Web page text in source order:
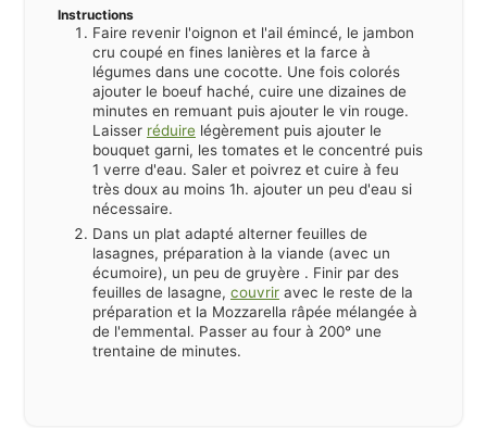
Instructions
Faire revenir l'oignon et l'ail émincé, le jambon
cru coupé en fines lanières et la farce à
légumes dans une cocotte. Une fois colorés
ajouter le boeuf haché, cuire une dizaines de
minutes en remuant puis ajouter le vin rouge.
Laisser réduire légèrement puis ajouter le
bouquet garni, les tomates et le concentré puis
1 verre d'eau. Saler et poivrez et cuire à feu
très doux au moins 1h. ajouter un peu d'eau si
nécessaire.
Dans un plat adapté alterner feuilles de
lasagnes, préparation à la viande (avec un
écumoire), un peu de gruyère . Finir par des
feuilles de lasagne, couvrir avec le reste de la
préparation et la Mozzarella râpée mélangée à
de l'emmental. Passer au four à 200° une
trentaine de minutes.